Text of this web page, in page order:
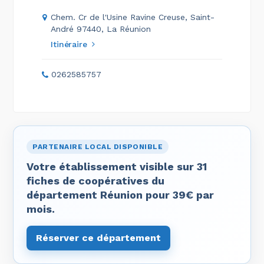
Chem. Cr de l'Usine Ravine Creuse, Saint-
André 97440, La Réunion
Itinéraire
0262585757
PARTENAIRE LOCAL DISPONIBLE
Votre établissement visible sur 31
fiches de coopératives du
département Réunion pour 39€ par
mois.
Réserver ce département